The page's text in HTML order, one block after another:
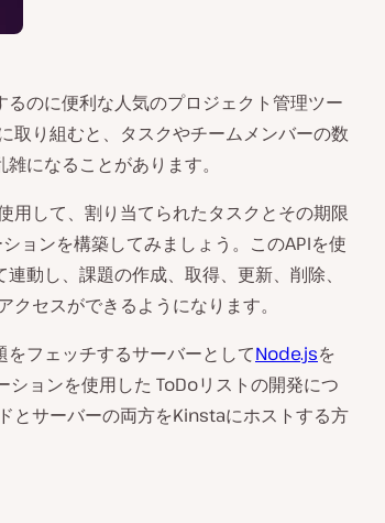
のに便利な人気のプロジェクト管理ツー
取り組むと、タスクやチームメンバーの数
になることがあります。
用して、割り当てられたタスクとその期限
ョンを構築してみましょう。このAPIを使
動し、課題の作成、取得、更新、削除、
セスができるようになります。
フェッチするサーバーとしてNode.jsを
ョンを使用した ToDoリストの開発につ
とサーバーの両方をKinstaにホストする方